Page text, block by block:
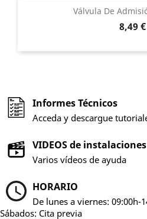
Válvula De
Precio
8,49 €
Informes Técnicos
Acceda y descargue
VIDEOS de instalaciones
Varios vídeos de ayuda
HORARIO
De lunes a viernes: 09:00h-
Sábados: Cita previa